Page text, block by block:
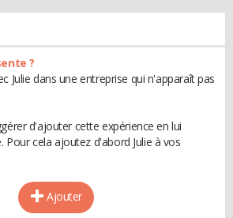
?
Julie dans une entreprise qui n'apparaît pas
d'ajouter cette expérience en lui
Pour cela ajoutez d'abord Julie à vos
Ajouter